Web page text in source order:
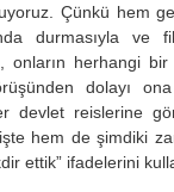
Çünkü hem
durmasıyla ve
onların herhangi
dolayı
devlet reislerine
hem de şimdiki
ettik” ifadelerini